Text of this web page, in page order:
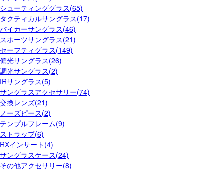
シューティンググラス(65)
タクティカルサングラス(17)
バイカーサングラス(46)
スポーツサングラス(21)
セーフティグラス(149)
偏光サングラス(26)
調光サングラス(2)
IRサングラス(5)
サングラスアクセサリー(74)
交換レンズ(21)
ノーズピース(2)
テンプルフレーム(9)
ストラップ(6)
RXインサート(4)
サングラスケース(24)
その他アクセサリー(8)